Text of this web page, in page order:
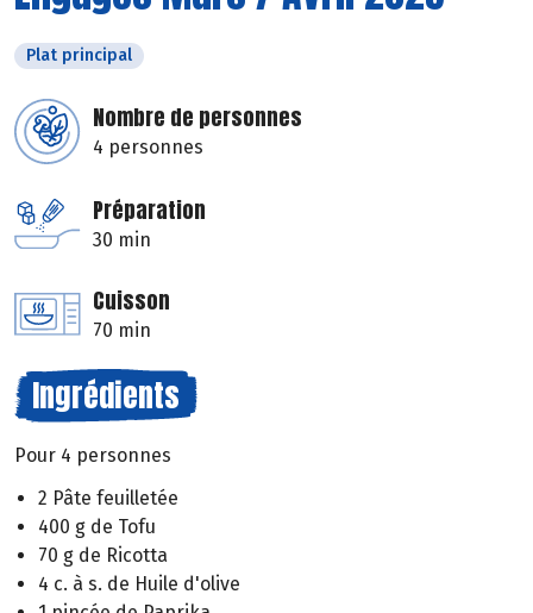
Plat principal
Nombre de personnes
4 personnes
Préparation
30 min
Cuisson
70 min
Ingrédients
Pour 4 personnes
2 Pâte feuilletée
400 g de Tofu
70 g de Ricotta
4 c. à s. de Huile d'olive